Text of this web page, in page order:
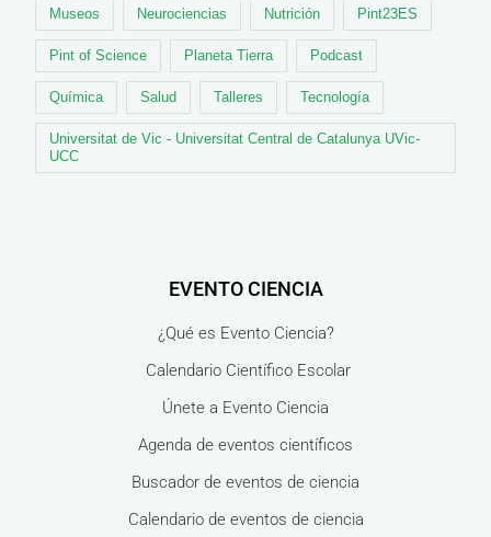
Museos Neurociencias Nutrición Pint23ES
Pint of Science Planeta Tierra Podcast
Química Salud Talleres Tecnología
Universitat de Vic - Universitat Central de Catalunya UVic-
UCC
EVENTO CIENCIA
¿Qué es Evento Ciencia?
Calendario Científico Escolar
Únete a Evento Ciencia
Agenda de eventos científicos
Buscador de eventos de ciencia
Calendario de eventos de ciencia